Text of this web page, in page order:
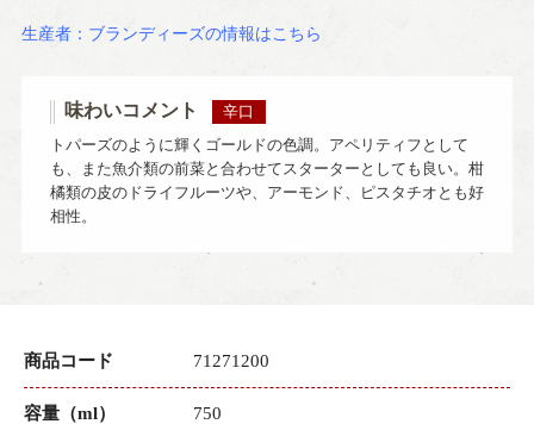
生産者：ブランディーズの情報はこちら
味わいコメント
辛口
トパーズのように輝くゴールドの色調。アペリティフとして
も、また魚介類の前菜と合わせてスターターとしても良い。柑
橘類の皮のドライフルーツや、アーモンド、ピスタチオとも好
相性。
商品コード 71271200
容量（ml） 750